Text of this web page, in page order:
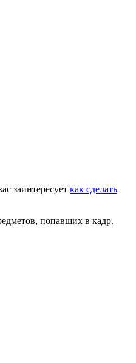
заинтересует как сделать
попавших в кадр.